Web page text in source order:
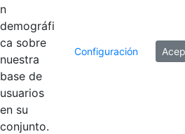
Por
Mostrando el intervalo 1 - 10
n
demográfi
ca sobre
nuestra
base de
usuarios
en su
conjunto.
Configuración